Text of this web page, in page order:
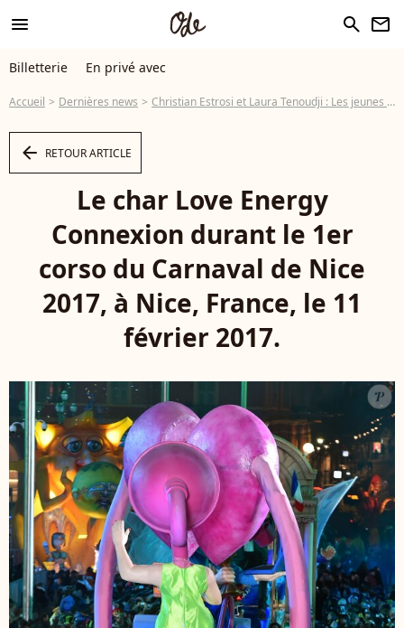
menu search newsletter
Billetterie En privé avec
Accueil Dernières news Christian Estrosi et Laura Tenoudji : Les jeunes mariés profitent du carnaval
arrow_left RETOUR ARTICLE
Le char Love Energy
Connexion durant le 1er
corso du Carnaval de Nice
2017, à Nice, France, le 11
février 2017.